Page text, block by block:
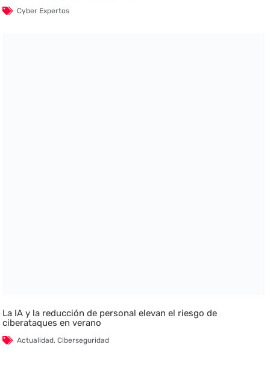
Cyber Expertos
La IA y la reducción de personal elevan el riesgo de
ciberataques en verano
Actualidad,Ciberseguridad